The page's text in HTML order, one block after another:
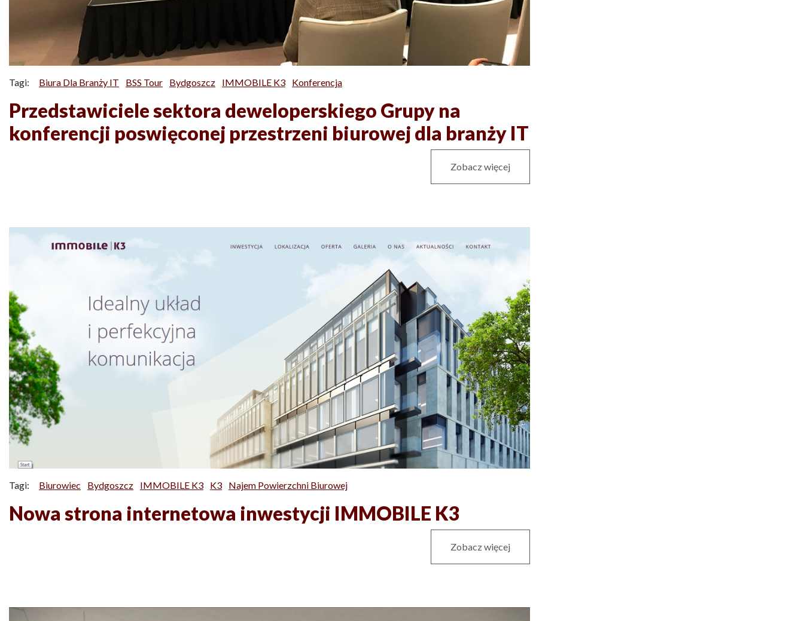
Tagi: Biura Dla Branży IT BSS Tour Bydgoszcz IMMOBILE K3 Konferencja
Przedstawiciele sektora deweloperskiego Grupy na
konferencji poswięconej przestrzeni biurowej dla branży IT
Zobacz więcej
Tagi: Biurowiec Bydgoszcz IMMOBILE K3 K3 Najem Powierzchni Biurowej
Nowa strona internetowa inwestycji IMMOBILE K3
Zobacz więcej